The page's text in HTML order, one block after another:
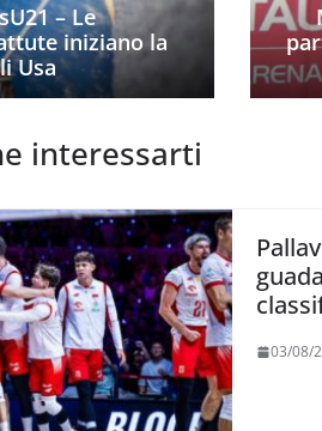
– Le
iniziano la
Usa
interessarti
03/08/